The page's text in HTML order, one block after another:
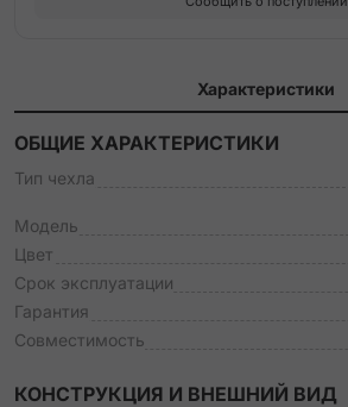
Характеристики
ОБЩИЕ ХАРАКТЕРИСТИКИ
Тип чехла
Модель
Цвет
Срок эксплуатации
Гарантия
Совместимость
КОНСТРУКЦИЯ И ВНЕШНИЙ ВИД